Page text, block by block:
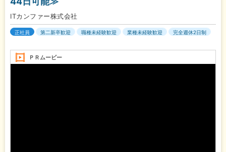
ITカンファー株式会社
正社員 第二新卒歓迎 職種未経験歓迎 業種未経験歓迎 完全週休2日制
ＰＲムービー